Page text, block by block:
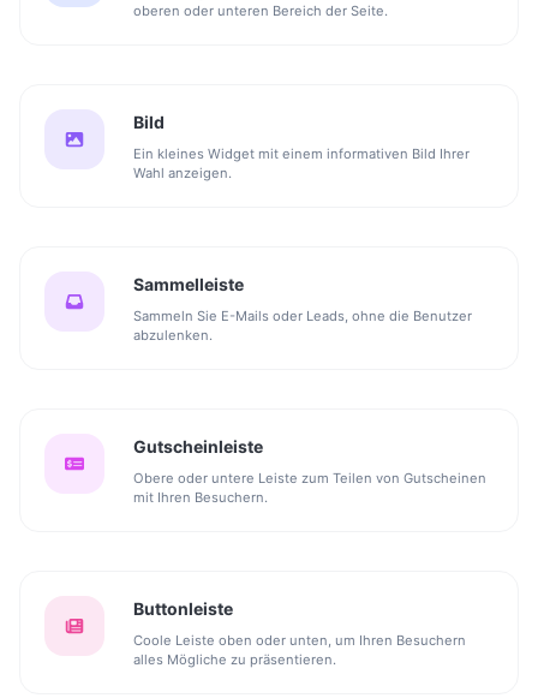
oberen oder unteren Bereich der Seite.
Bild
Ein kleines Widget mit einem informativen Bild Ihrer
Wahl anzeigen.
Sammelleiste
Sammeln Sie E-Mails oder Leads, ohne die Benutzer
abzulenken.
Gutscheinleiste
Obere oder untere Leiste zum Teilen von Gutscheinen
mit Ihren Besuchern.
Buttonleiste
Coole Leiste oben oder unten, um Ihren Besuchern
alles Mögliche zu präsentieren.